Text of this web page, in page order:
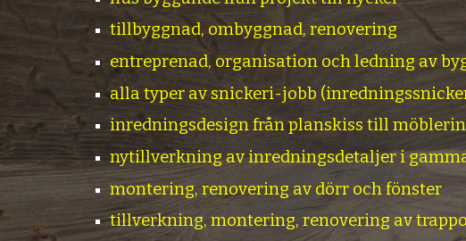
tillbyggnad, ombyggnad, renovering
entreprenad, organisation och ledning av
alla typer av snickeri-jobb
inredningsdesign från planskiss till
nytillverkning av inredningsdetaljer i
montering, renovering av dörr och fönster
tillverkning, montering, renovering av